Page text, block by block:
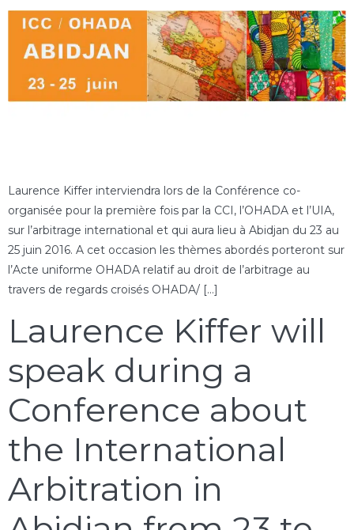
Laurence Kiffer interviendra lors de la Conférence co-
organisée pour la première fois par la CCI, l’OHADA et l’UIA,
sur l’arbitrage international et qui aura lieu à Abidjan du 23 au
25 juin 2016. A cet occasion les thèmes abordés porteront sur
l’Acte uniforme OHADA relatif au droit de l’arbitrage au
travers de regards croisés OHADA/ […]
Laurence Kiffer will
speak during a
Conference about
the International
Arbitration in